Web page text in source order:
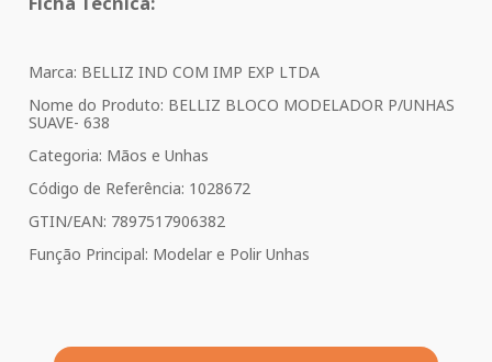
Marca: BELLIZ IND COM IMP EXP LTDA
Nome do Produto: BELLIZ BLOCO MODELADOR P/UNHAS
SUAVE- 638
Categoria: Mãos e Unhas
Código de Referência: 1028672
GTIN/EAN: 7897517906382
Função Principal: Modelar e Polir Unhas